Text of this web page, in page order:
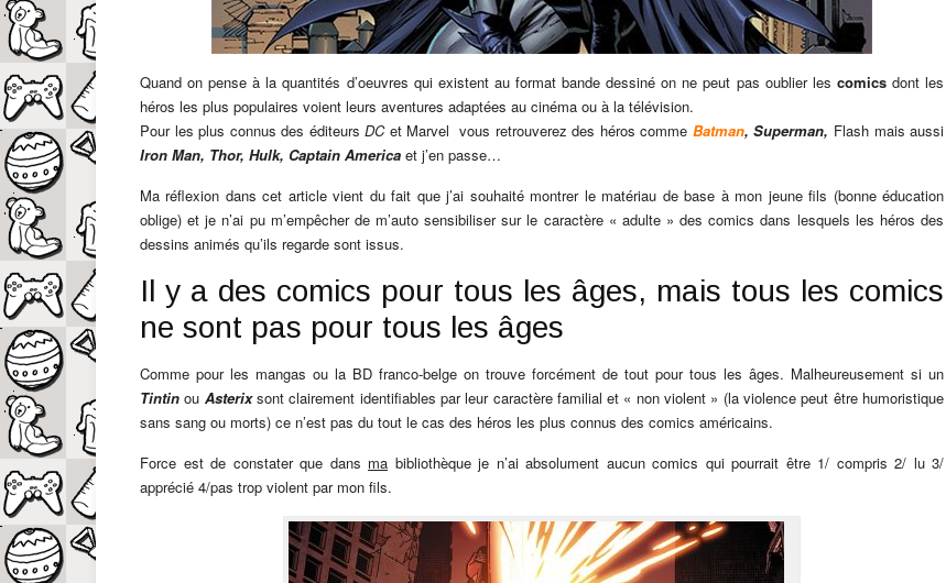
Quand on pense à la quantités d’oeuvres qui existent au format bande dessiné on ne peut pas oublier les comicsdont les
héros les plus populaires voient leurs aventures adaptées au cinéma ou à la télévision.
Pour les plus connus des éditeursDCet Marvel vous retrouverez des héros comme Batman, Superman, Flash mais aussi
Iron Man, Thor, Hulk, Captain America et j’en passe…
Ma réflexion dans cet article vient du fait que j’ai souhaité montrer le matériau de base à mon jeune fils (bonne éducation
oblige) et je n’ai pu m’empêcher de m’auto sensibiliser sur le caractère « adulte » des comics dans lesquels les héros des
dessins animés qu’ils regarde sont issus.
Il y a des comics pour tous les âges, mais tous les comics
ne sont pas pour tous les âges
Comme pour les mangas ou la BD franco-belge on trouve forcément de tout pour tous les âges. Malheureusement si un
Tintin ou Asterixsont clairement identifiables par leur caractère familial et « non violent » (la violence peut être humoristique
sans sang ou morts) ce n’est pas du tout le cas des héros les plus connus des comics américains.
Force est de constater que dans ma bibliothèque je n’ai absolument aucun comics qui pourrait être 1/ compris 2/ lu 3/
apprécié 4/pas trop violent par mon fils.